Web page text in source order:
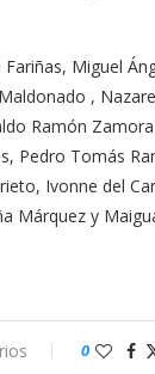
Miguel
,
Ramón Zamora
Pedro Tomás
Ivonne del
Márquez y
0